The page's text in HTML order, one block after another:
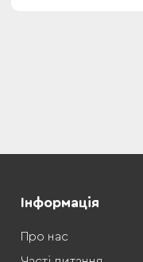
Інформація
Про нас